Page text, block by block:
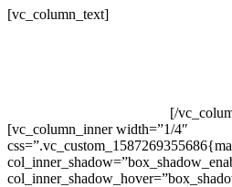
[vc_column_text]
[/
[vc_column_inner width=”1/4″